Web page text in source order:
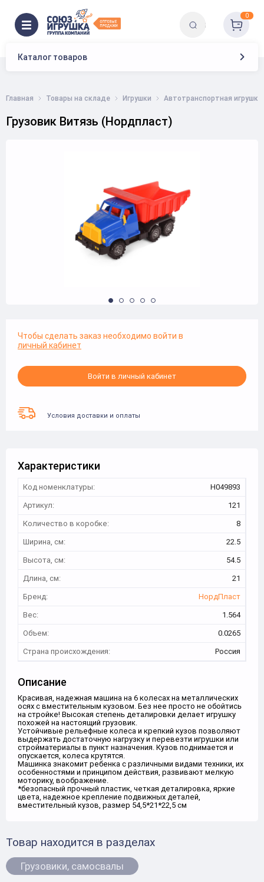
Каталог товаров
0
Главная Товары на складе Игрушки Автотранспортная игрушка
Грузовик Витязь (Нордпласт)
Чтобы сделать заказ необходимо войти в
личный кабинет
Войти в личный кабинет
Условия доставки и оплаты
Характеристики
Код номенклатуры:
Н049893
Артикул:
121
Количество в коробке:
8
Ширина, см:
22.5
Высота, см:
54.5
Длина, см:
21
Бренд:
НордПласт
Вес:
1.564
Объем:
0.0265
Страна происхождения:
Россия
Описание
Красивая, надежная машина на 6 колесах на металлических
осях с вместительным кузовом. Без нее просто не обойтись
на стройке! Высокая степень деталировки делает игрушку
похожей на настоящий грузовик.
Устойчивые рельефные колеса и крепкий кузов позволяют
выдержать достаточную нагрузку и перевезти игрушки или
стройматериалы в пункт назначения. Кузов поднимается и
опускается, колеса крутятся.
Машинка знакомит ребенка с различными видами техники, их
особенностями и принципом действия, развивают мелкую
моторику, воображение.
*безопасный прочный пластик, четкая деталировка, яркие
цвета, надежное крепление подвижных деталей,
вместительный кузов, размер 54,5*21*22,5 см
Товар находится в разделах
Грузовики, самосвалы